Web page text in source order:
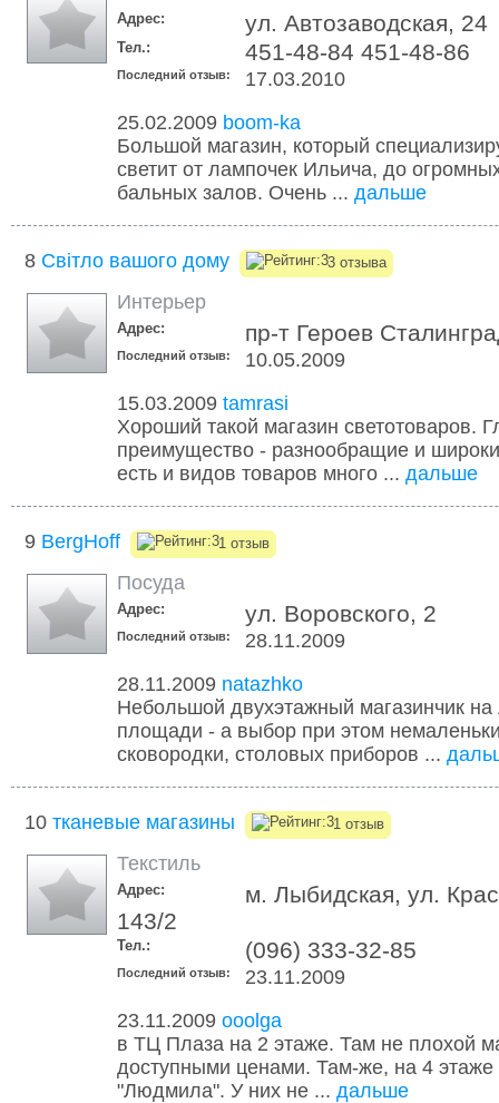
Адрес: ул. Автозаводская, 24
Тел.: 451-48-84 451-48-86
Последний отзыв:
17.03.2010
25.02.2009 boom-ka
Большой магазин, который
светит от лампочек Ильича, до
бальных залов. Очень ... дальше
8 Світло вашого дому 3 отзыва
Интерьер
Адрес: пр-т Героев
Последний отзыв:
10.05.2009
15.03.2009 tamrasi
Хороший такой магазин светотоваров.
преимущество - разнообращие и
есть и видов товаров много ... дальше
9 BergHoff 1 отзыв
Посуда
Адрес: ул. Воровского, 2
Последний отзыв:
28.11.2009
28.11.2009 natazhko
Небольшой двухэтажный магазинчик на
площади - а выбор при этом
сковородки, столовых приборов ...
10 тканевые магазины 1 отзыв
Текстиль
Адрес:
м. Лыбидская, ул.
143/2
Тел.: (096) 333-32-85
Последний отзыв:
23.11.2009
23.11.2009 ooolga
в ТЦ Плаза на 2 этаже. Там не плохой
доступными ценами. Там-же, на 4 этаже
"Людмила". У них не ... дальше